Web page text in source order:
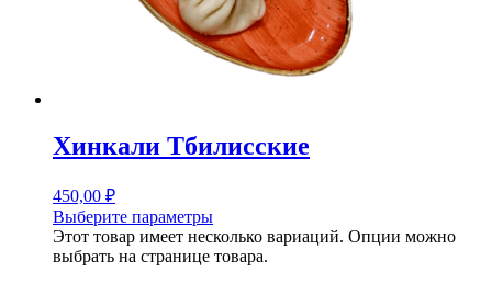
Хинкали Тбилисские
450,00 ₽
Выберите параметры
Этот товар имеет несколько вариаций. Опции можно
выбрать на странице товара.